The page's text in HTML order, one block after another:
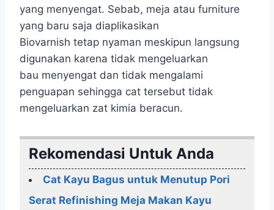
yang menyengat. Sebab, meja atau furniture
yang baru saja diaplikasikan
Biovarnish tetap nyaman meskipun langsung
digunakan karena tidak mengeluarkan
bau menyengat dan tidak mengalami
penguapan sehingga cat tersebut tidak
mengeluarkan zat kimia beracun.
Rekomendasi Untuk Anda
Cat Kayu Bagus untuk Menutup Pori
Serat Refinishing Meja Makan Kayu